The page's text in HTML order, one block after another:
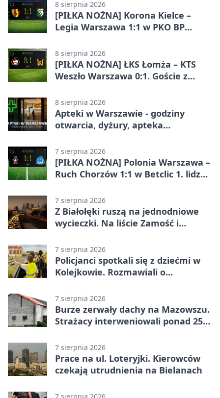
8 sierpnia 2026
[PIŁKA NOŻNA] Korona Kielce –
Legia Warszawa 1:1 w PKO BP
zwycięstwo z rąk
8 sierpnia 2026
[PIŁKA NOŻNA] ŁKS Łomża – KTS
Weszło Warszawa 0:1. Goście z
w Betclic 3. Lidze Grupa 1 (Grupa I)
8 sierpnia 2026
Apteki w Warszawie - godziny
otwarcia, dyżury, apteka
7 sierpnia 2026
[PIŁKA NOŻNA] Polonia Warszawa –
Ruch Chorzów 1:1 w Betclic 1. lidze.
7 sierpnia 2026
Z Białołęki ruszą na jednodniowe
wycieczki. Na liście Zamość i
7 sierpnia 2026
Policjanci spotkali się z dziećmi w
Kolejkowie. Rozmawiali o
7 sierpnia 2026
Burze zerwały dachy na Mazowszu.
Strażacy interweniowali ponad 250
7 sierpnia 2026
Prace na ul. Loteryjki. Kierowców
czekają utrudnienia na Bielanach
7 sierpnia 2026